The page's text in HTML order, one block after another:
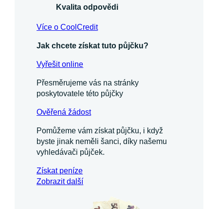
Kvalita odpovědi
Více o CoolCredit
Jak chcete získat tuto půjčku?
Vyřešit online
Přesměrujeme vás na stránky
poskytovatele této půjčky
Ověřená žádost
Pomůžeme vám získat půjčku, i když
byste jinak neměli šanci, díky našemu
vyhledávači půjček.
Získatpeníze
Zobrazit další